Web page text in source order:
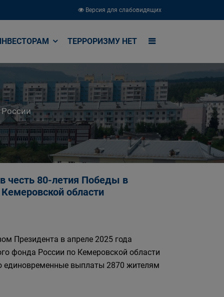
Версия для слабовидящих
ТЕРРОРИЗМУ НЕТ
честь 80-летия Победы в
области
Президента в апреле 2025 года
фонда России по Кемеровской области
единовременные выплаты 2870 жителям